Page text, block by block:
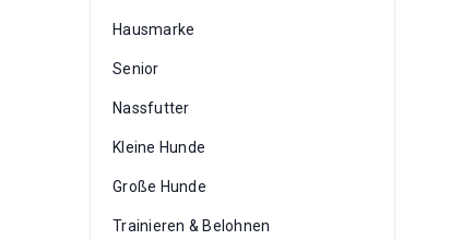
Hausmarke
Senior
Nassfutter
Kleine Hunde
Große Hunde
Trainieren & Belohnen